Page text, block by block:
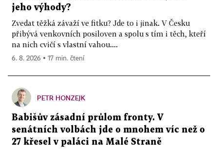
jeho výhody?
Zvedat těžká závaží ve fitku? Jde to i jinak. V Česku
přibývá venkovních posiloven a spolu s tím i těch, kteří
na nich cvičí s vlastní vahou....
6. 8. 2026 ▪ 17 min. čtení
PETR HONZEJK
Babišův zásadní průlom fronty. V
senátních volbách jde o mnohem víc než o
27 křesel v paláci na Malé Straně